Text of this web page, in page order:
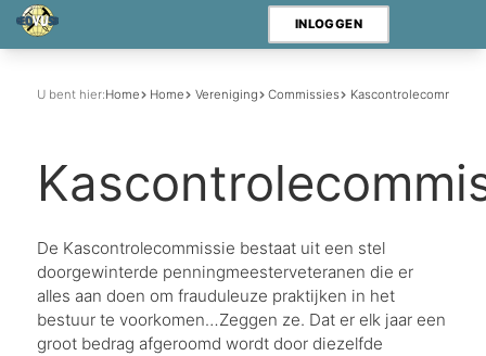
INLOGGEN
U bent hier:Home Home Vereniging Commissies Kascontrolecommissie
De Kascontrolecommissie bestaat uit een stel
doorgewinterde penningmeesterveteranen die er
alles aan doen om frauduleuze praktijken in het
bestuur te voorkomen…Zeggen ze. Dat er elk jaar een
groot bedrag afgeroomd wordt door diezelfde